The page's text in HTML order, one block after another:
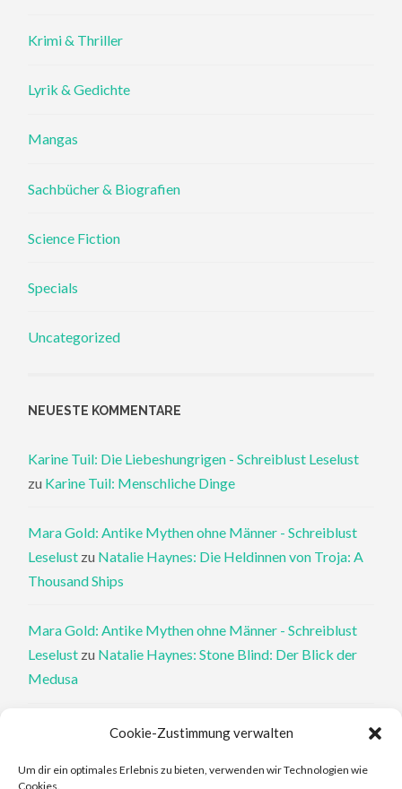
Cookie-Zustimmung verwalten
Um dir ein optimales Erlebnis zu bieten, verwenden wir Technologien wie
Cookies.
Krimi & Thriller
Lyrik & Gedichte
Mangas
Sachbücher & Biografien
Science Fiction
Specials
Uncategorized
NEUESTE KOMMENTARE
Karine Tuil: Die Liebeshungrigen - Schreiblust Leselust
zu Karine Tuil: Menschliche Dinge
Mara Gold: Antike Mythen ohne Männer - Schreiblust
Leselust zu Natalie Haynes: Die Heldinnen von Troja: A
Thousand Ships
Mara Gold: Antike Mythen ohne Männer - Schreiblust
Leselust zu Natalie Haynes: Stone Blind: Der Blick der
Medusa
Philippa Perry: Die Therapeutin und ihre Mörder: Dr. Pat
Philippa Perry: Das Buch, von dem du dir wünschst, deine